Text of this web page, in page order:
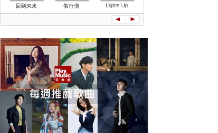
回到未來 假行僧 Lights Up